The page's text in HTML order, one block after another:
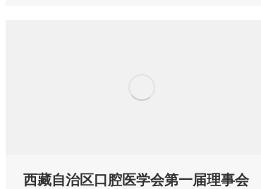
西藏自治区口腔医学会第一届理事会